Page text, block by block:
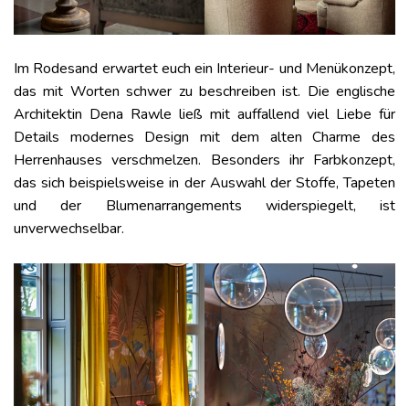
Im Rodesand erwartet euch ein Interieur- und Menükonzept,
das mit Worten schwer zu beschreiben ist. Die englische
Architektin Dena Rawle ließ mit auffallend viel Liebe für
Details modernes Design mit dem alten Charme des
Herrenhauses verschmelzen. Besonders ihr Farbkonzept,
das sich beispielsweise in der Auswahl der Stoffe, Tapeten
und der Blumenarrangements widerspiegelt, ist
unverwechselbar.